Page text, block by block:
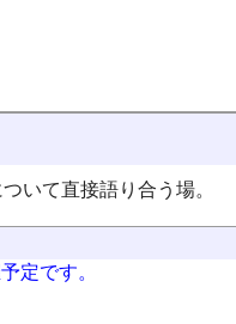
いて直接語り合う場。
定です。